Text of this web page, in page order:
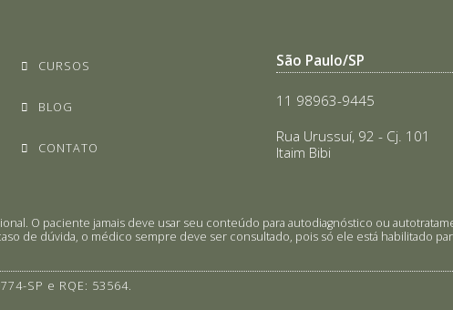
CURSOS
BLOG
CONTATO
São Paulo/SP
11 98963-9445
Rua Urussuí, 92 - Cj. 101
Itaim Bibi
O paciente jamais deve usar seu conteúdo para autodiagnóstico ou
de dúvida, o médico sempre deve ser consultado, pois só ele está habilitado
SP e RQE: 53564.